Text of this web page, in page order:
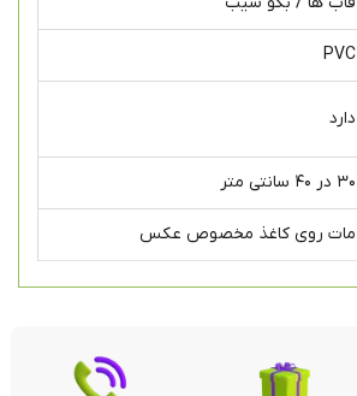
PVC
دارد
۳۰ در ۴۰ سانتی متر
مات روی کاغذ مخصوص عکس